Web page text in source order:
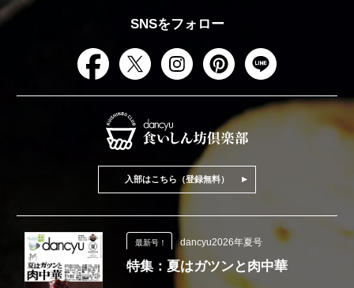
SNSをフォロー
入部はこちら（登録無料）
最新号！ dancyu2026年夏号
特集：夏はガツンと肉中華